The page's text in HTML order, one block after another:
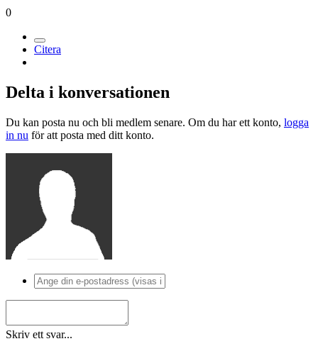
0
Citera
Delta i konversationen
Du kan posta nu och bli medlem senare. Om du har ett konto, logga
in nu för att posta med ditt konto.
Skriv ett svar...